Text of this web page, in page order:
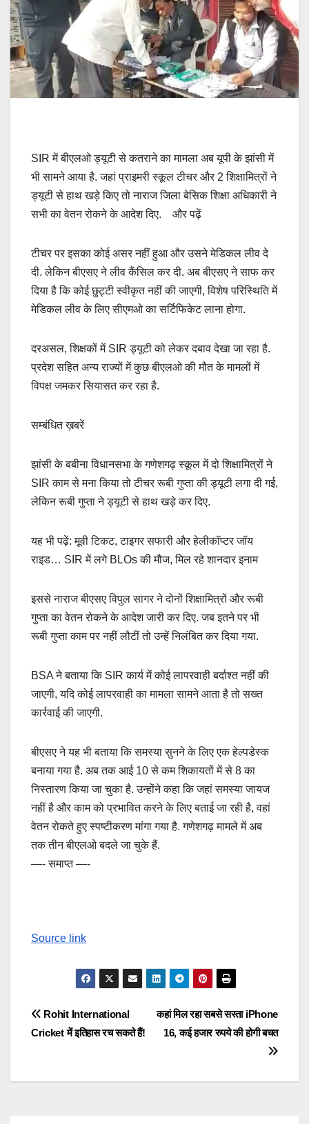
SIR में बीएलओ ड्यूटी से कतराने का मामला अब यूपी के झांसी में
भी सामने आया है. जहां प्राइमरी स्कूल टीचर और 2 शिक्षामित्रों ने
ड्यूटी से हाथ खड़े किए तो नाराज जिला बेसिक शिक्षा अधिकारी ने
सभी का वेतन रोकने के आदेश दिए. और पढ़ें
टीचर पर इसका कोई असर नहीं हुआ और उसने मेडिकल लीव दे
दी. लेकिन बीएसए ने लीव कैंसिल कर दी. अब बीएसए ने साफ कर
दिया है कि कोई छुट्टी स्वीकृत नहीं की जाएगी, विशेष परिस्थिति में
मेडिकल लीव के लिए सीएमओ का सर्टिफिकेट लाना होगा.
दरअसल, शिक्षकों में SIR ड्यूटी को लेकर दबाव देखा जा रहा है.
प्रदेश सहित अन्य राज्यों में कुछ बीएलओ की मौत के मामलों में
विपक्ष जमकर सियासत कर रहा है.
सम्बंधित ख़बरें
झांसी के बबीना विधानसभा के गणेशगढ़ स्कूल में दो शिक्षामित्रों ने
SIR काम से मना किया तो टीचर रूबी गुप्ता की ड्यूटी लगा दी गई,
लेकिन रूबी गुप्ता ने ड्यूटी से हाथ खड़े कर दिए.
यह भी पढ़ें: मूवी टिकट, टाइगर सफारी और हेलीकॉप्टर जॉय
राइड… SIR में लगे BLOs की मौज, मिल रहे शानदार इनाम
इससे नाराज बीएसए विपुल सागर ने दोनों शिक्षामित्रों और रूबी
गुप्ता का वेतन रोकने के आदेश जारी कर दिए. जब इतने पर भी
रूबी गुप्ता काम पर नहीं लौटीं तो उन्हें निलंबित कर दिया गया.
BSA ने बताया कि SIR कार्य में कोई लापरवाही बर्दाश्त नहीं की
जाएगी, यदि कोई लापरवाही का मामला सामने आता है तो सख्त
कार्रवाई की जाएगी.
बीएसए ने यह भी बताया कि समस्या सुनने के लिए एक हेल्पडेस्क
बनाया गया है. अब तक आई 10 से कम शिकायतों में से 8 का
निस्तारण किया जा चुका है. उन्होंने कहा कि जहां समस्या जायज
नहीं है और काम को प्रभावित करने के लिए बताई जा रही है, वहां
वेतन रोकते हुए स्पष्टीकरण मांगा गया है. गणेशगढ़ मामले में अब
तक तीन बीएलओ बदले जा चुके हैं.
—- समाप्त —-
Source link
Post
navigation
कहां मिल रहा सबसे सस्ता iPhone
16, कई हजार रुपये की होगी बचत
Rohit International
Cricket में इतिहास रच सकते हैं!